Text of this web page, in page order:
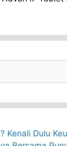
Kenali Dulu